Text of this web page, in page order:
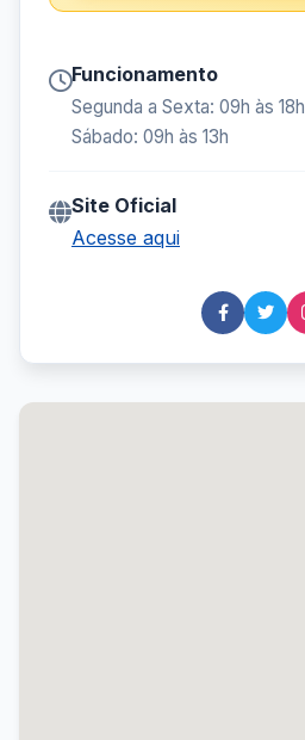
Funcionamento
Segunda a Sexta: 09h às 18h
Sábado: 09h às 13h
Site Oficial
Acesse aqui